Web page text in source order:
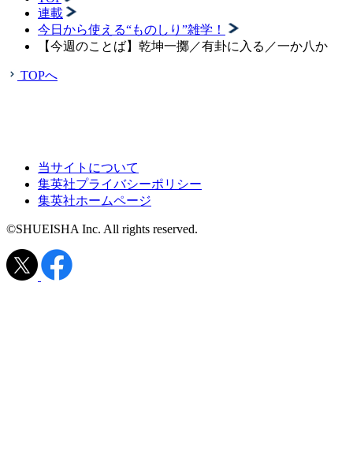
連載
今日から使える“ものしり”雑学！
【今週のことば】乾坤一擲／有卦に入る／一か八か
TOPへ
当サイトについて
集英社プライバシーポリシー
集英社ホームページ
©SHUEISHA Inc. All rights reserved.